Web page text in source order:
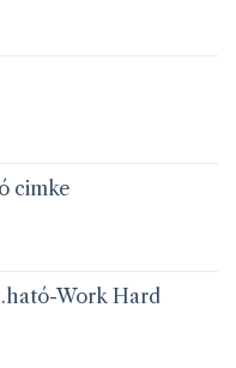
cimke
Work Hard